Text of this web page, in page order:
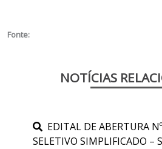
Fonte:
NOTÍCIAS
EDITAL DE ABERTURA
SELETIVO SIMPLIFICADO –